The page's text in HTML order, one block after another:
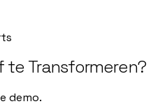
te Transformeren?
demo.